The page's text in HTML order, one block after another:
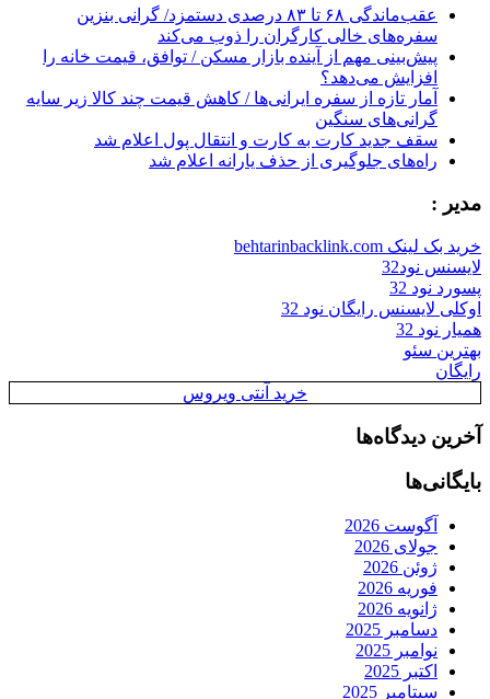
عقب‌ماندگی ۶۸ تا ۸۳ درصدی دستمزد/ گرانی بنزین
سفره‌های خالی کارگران را ذوب می‌کند
پیش‌بینی مهم از آینده بازار مسکن / توافق، قیمت خانه را
افزایش می‌دهد؟
آمار تازه از سفره ایرانی‌ها / کاهش قیمت چند کالا زیر سایه
گرانی‌های سنگین
سقف جدید کارت به کارت و انتقال پول اعلام شد
راه‌های جلوگیری از حذف یارانه اعلام شد
مدیر :
خرید بک لینک behtarinbacklink.com
لایسنس نود32
پسورد نود 32
اوکلی لایسنس رایگان نود 32
همیار نود 32
بهترین سئو
رایگان
خرید آنتی ویروس
آخرین دیدگاه‌ها
بایگانی‌ها
آگوست 2026
جولای 2026
ژوئن 2026
فوریه 2026
ژانویه 2026
دسامبر 2025
نوامبر 2025
اکتبر 2025
سپتامبر 2025